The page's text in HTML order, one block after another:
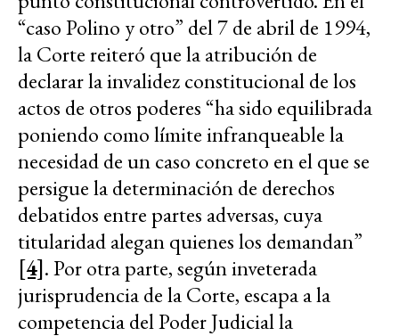
“caso Polino y otro” del 7 de abril de 1994,
la Corte reiteró que la atribución de
declarar la invalidez constitucional de los
actos de otros poderes “ha sido equilibrada
poniendo como límite infranqueable la
necesidad de un caso concreto en el que se
persigue la determinación de derechos
debatidos entre partes adversas, cuya
titularidad alegan quienes los demandan”
[4]. Por otra parte, según inveterada
jurisprudencia de la Corte, escapa a la
competencia del Poder Judicial la